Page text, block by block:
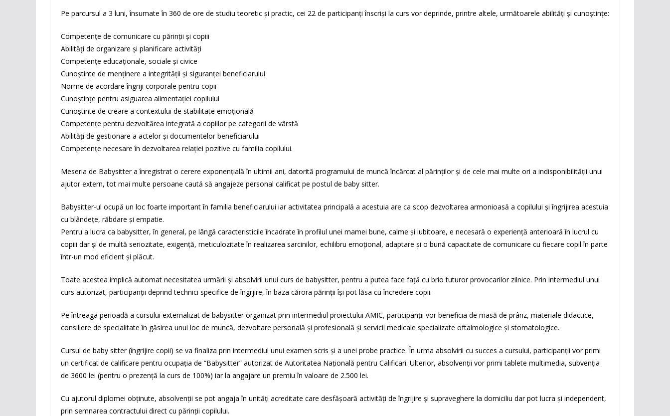
Pe parcursul a 3 luni, însumate în 360 de ore de studiu teoretic și practic, cei 22 de participanți înscriși la curs vor deprinde, printre altele, următoarele abilități și cunoștințe:
Competenţe de comunicare cu părinții și copiii
Abilități de organizare și planificare activităţi
Competenţe educaționale, sociale şi civice
Cunoștinte de menţinere a integrităţii şi siguranţei beneficiarului
Norme de acordare îngriji corporale pentru copii
Cunoștințe pentru asiguarea alimentaţiei copilului
Cunoștinte de creare a contextului de stabilitate emoţională
Competențe pentru dezvoltărea integrată a copiilor pe categorii de vârstă
Abilități de gestionare a actelor şi documentelor beneficiarului
Competenţe necesare în dezvoltarea relaţiei pozitive cu familia copilului.
Meseria de Babysitter a înregistrat o cerere exponențială în ultimii ani, datorită programului de muncă încărcat al părinților și de cele mai multe ori a indisponibilității unui
ajutor extern, tot mai multe persoane caută să angajeze personal calificat pe postul de baby sitter.
Babysitter-ul ocupă un loc foarte important în familia beneficiarului iar activitatea principală a acestuia are ca scop dezvoltarea armonioasă a copilului și îngrijirea acestuia
cu blândețe, răbdare și empatie.
Pentru a lucra ca babysitter, în general, pe lângă caracteristicile încadrate în profilul unei mamei bune, calme şi iubitoare, e necesară o experiență anterioară în lucrul cu
copiii dar și de multă seriozitate, exigenţă, meticulozitate în realizarea sarcinilor, echilibru emoţional, adaptare și o bună capacitate de comunicare cu fiecare copil în parte
într-un mod eficient și plăcut.
Toate acestea implică automat necesitatea urmării și absolvirii unui curs de babysitter, pentru a putea face față cu brio tuturor provocarilor zilnice. Prin intermediul unui
curs autorizat, participanții deprind technici specifice de îngrjire, în baza cărora părinții își pot lăsa cu încredere copii.
Pe întreaga perioadă a cursului externalizat de babysitter organizat prin intermediul proiectului AMIC, participanții vor beneficia de masă de prânz, materiale didactice,
consiliere de specialitate în găsirea unui loc de muncă, dezvoltare personală și profesională și servicii medicale specializate oftalmologice și stomatologice.
Cursul de baby sitter (îngrijire copii) se va finaliza prin intermediul unui examen scris și a unei probe practice. În urma absolvirii cu succes a cursului, participanții vor primi
un certificat de calificare pentru ocupația de “Babysitter” autorizat de Autoritatea Națională pentru Calificari. Ulterior, absolvenții vor primi tablete multimedia, subvenția
de 3600 lei (pentru o prezență la curs de 100%) iar la angajare un premiu în valoare de 2.500 lei.
Cu ajutorul diplomei obținute, absolvenții se pot angaja în unități acreditate care desfășoară activități de îngrijire și supraveghere la domiciliu dar pot lucra și independent,
prin semnarea contractului direct cu părinții copilului.